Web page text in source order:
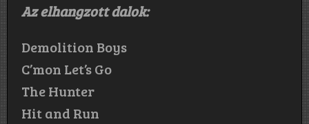
Az elhangzott dalok:
Demolition Boys
C’mon Let’s Go
The Hunter
Hit and Run